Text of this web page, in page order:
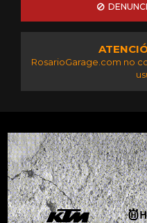
RosarioGarage.com no